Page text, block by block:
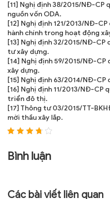
[11] Nghị định 38/2015/NĐ-CP
nguồn vốn ODA.
[12] Nghị định 121/2013/NĐ-
hành chính trong hoạt động
[13] Nghị định 32/2015/NĐ-CP
tư xây dựng.
[14] Nghị định 59/2015/NĐ-CP
xây dựng.
[15] Nghị định 63/2014/NĐ-CP
[16] Nghị định 11/2013/NĐ-CP
triển đô thị.
[17] Thông tư 03/2015/TT-
mời thầu xây lắp.
Bình luận
Các bài viết liên quan